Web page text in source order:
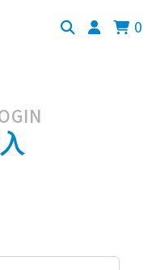
0